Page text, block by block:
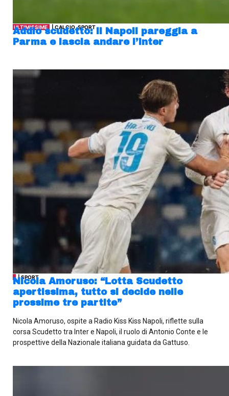
ULTIMISSIME | CALCIO, SPORT
Addio scudetto: il Napoli pareggia a
Parma e lascia andare l’Inter
| SPORT
Nicola Amoruso: “Lotta Scudetto
apertissima, tutto si decide nelle
prossime tre partite”
Nicola Amoruso, ospite a Radio Kiss Kiss Napoli, riflette sulla
corsa Scudetto tra Inter e Napoli, il ruolo di Antonio Conte e le
prospettive della Nazionale italiana guidata da Gattuso.